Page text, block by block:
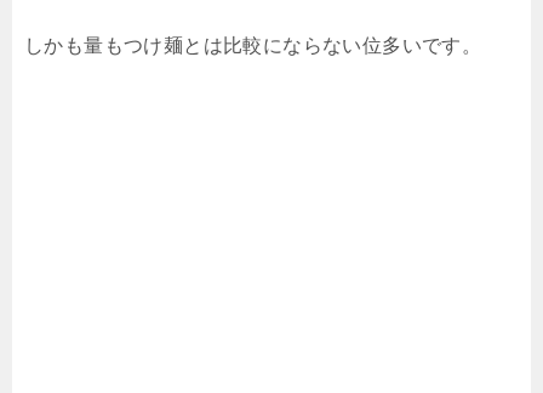
しかも量もつけ麺とは比較にならない位多いです。